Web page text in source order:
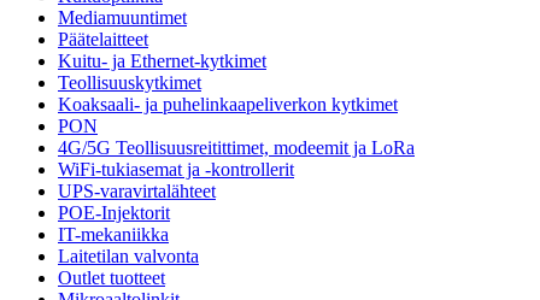
Mediamuuntimet
Päätelaitteet
Kuitu- ja Ethernet-kytkimet
Teollisuuskytkimet
Koaksaali- ja puhelinkaapeliverkon kytkimet
PON
4G/5G Teollisuusreitittimet, modeemit ja LoRa
WiFi-tukiasemat ja -kontrollerit
UPS-varavirtalähteet
POE-Injektorit
IT-mekaniikka
Laitetilan valvonta
Outlet tuotteet